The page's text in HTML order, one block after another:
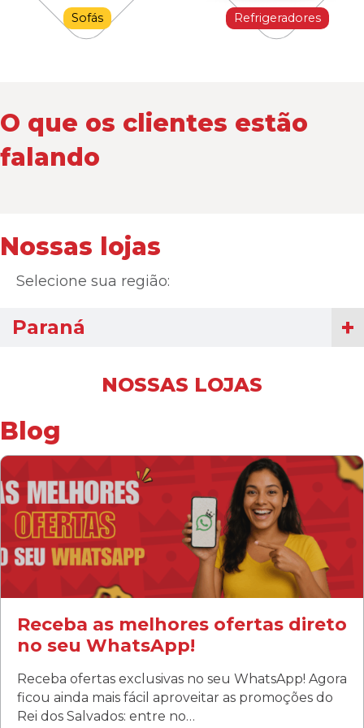
Sofás Refrigeradores
O que os clientes estão
falando
Nossas lojas
Selecione sua região:
Paraná
NOSSAS LOJAS
Blog
Receba as melhores ofertas direto
no seu WhatsApp!
Receba ofertas exclusivas no seu WhatsApp! Agora
ficou ainda mais fácil aproveitar as promoções do
Rei dos Salvados: entre no…